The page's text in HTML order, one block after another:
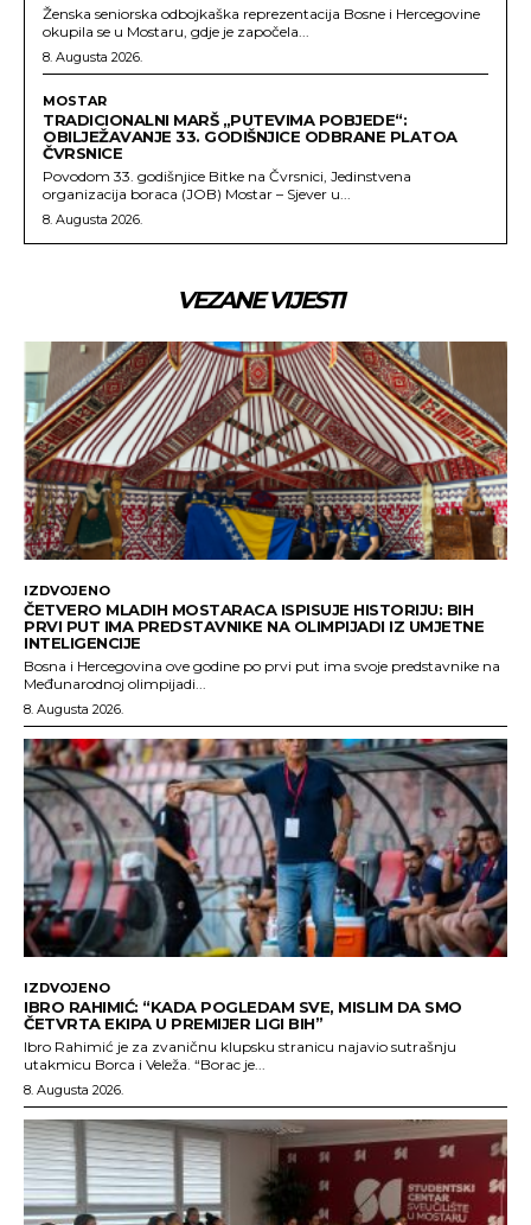
Ženska seniorska odbojkaška reprezentacija Bosne i Hercegovine
okupila se u Mostaru, gdje je započela...
8. Augusta 2026.
MOSTAR
TRADICIONALNI MARŠ „PUTEVIMA POBJEDE“:
OBILJEŽAVANJE 33. GODIŠNJICE ODBRANE PLATOA
ČVRSNICE
Povodom 33. godišnjice Bitke na Čvrsnici, Jedinstvena
organizacija boraca (JOB) Mostar – Sjever u...
8. Augusta 2026.
VEZANE VIJESTI
IZDVOJENO
ČETVERO MLADIH MOSTARACA ISPISUJE HISTORIJU: BIH
PRVI PUT IMA PREDSTAVNIKE NA OLIMPIJADI IZ UMJETNE
INTELIGENCIJE
Bosna i Hercegovina ove godine po prvi put ima svoje predstavnike na
Međunarodnoj olimpijadi...
8. Augusta 2026.
IZDVOJENO
IBRO RAHIMIĆ: “KADA POGLEDAM SVE, MISLIM DA SMO
ČETVRTA EKIPA U PREMIJER LIGI BIH”
Ibro Rahimić je za zvaničnu klupsku stranicu najavio sutrašnju
utakmicu Borca i Veleža. “Borac je...
8. Augusta 2026.